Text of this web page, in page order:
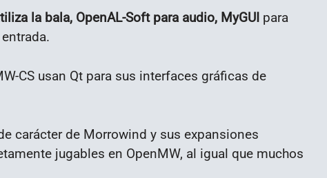
la bala, OpenAL-Soft para audio, MyGUI para
CS usan Qt para sus interfaces gráficas de
carácter de Morrowind y sus expansiones
jugables en OpenMW, al igual que muchos